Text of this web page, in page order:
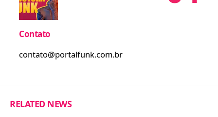
Contato
contato@portalfunk.com.br
RELATED NEWS